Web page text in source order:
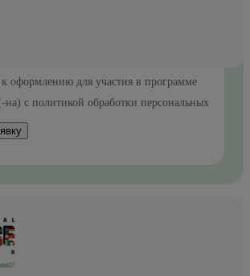
к оформлению для участия в программе
на) с политикой обработки персональных